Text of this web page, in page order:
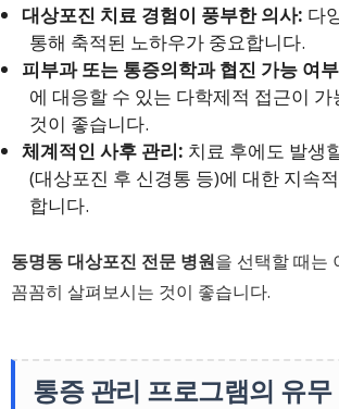
대상포진 치료 경험이 풍부한 의사: 다
통해 축적된 노하우가 중요합니다.
피부과 또는 통증의학과 협진 가능 여
에 대응할 수 있는 다학제적 접근이
것이 좋습니다.
체계적인 사후 관리: 치료 후에도 발생
(대상포진 후 신경통 등)에 대한 지속
합니다.
동명동 대상포진 전문 병원을 선택할 때는
꼼꼼히 살펴보시는 것이 좋습니다.
통증 관리 프로그램의 유무